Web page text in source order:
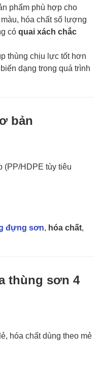
phẩm phù hợp cho
hóa chất số lượng
có quai xách chắc
thùng chịu lực tốt hơn
dạng trong quá trình
bản
(PP/HDPE tùy tiêu
đựng sơn, hóa chất,
thùng sơn 4
hóa chất dùng theo mẻ